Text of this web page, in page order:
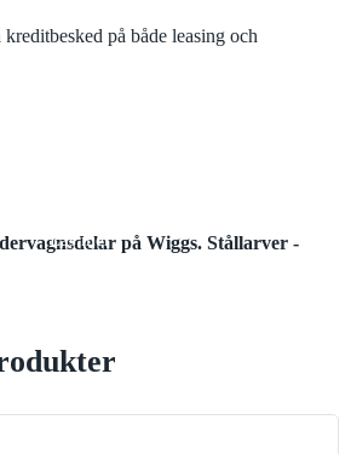
på både leasing och
Läs mer på Wiggs. Stållarver -